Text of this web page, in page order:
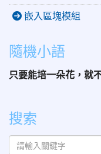
嵌入區塊模組
隨機小語
只要能培一朵花，就
搜索